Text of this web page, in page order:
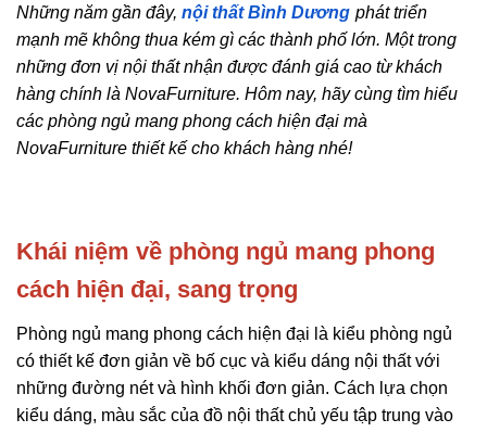
Những năm gần đây, nội thất Bình Dương phát triển
mạnh mẽ không thua kém gì các thành phố lớn. Một trong
những đơn vị nội thất nhận được đánh giá cao từ khách
hàng chính là NovaFurniture. Hôm nay, hãy cùng tìm hiểu
các phòng ngủ mang phong cách hiện đại mà
NovaFurniture thiết kế cho khách hàng nhé!
Khái niệm về phòng ngủ mang phong
cách hiện đại, sang trọng
Phòng ngủ mang phong cách hiện đại là kiểu phòng ngủ
có thiết kế đơn giản về bố cục và kiểu dáng nội thất với
những đường nét và hình khối đơn giản. Cách lựa chọn
kiểu dáng, màu sắc của đồ nội thất chủ yếu tập trung vào